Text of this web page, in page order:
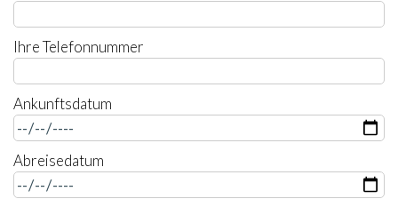
Ihre Telefonnummer
Ankunftsdatum
Abreisedatum